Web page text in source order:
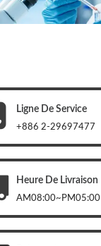
Ligne De Service
+886 2-29697477
Heure De Livraison
AM08:00~PM05:00